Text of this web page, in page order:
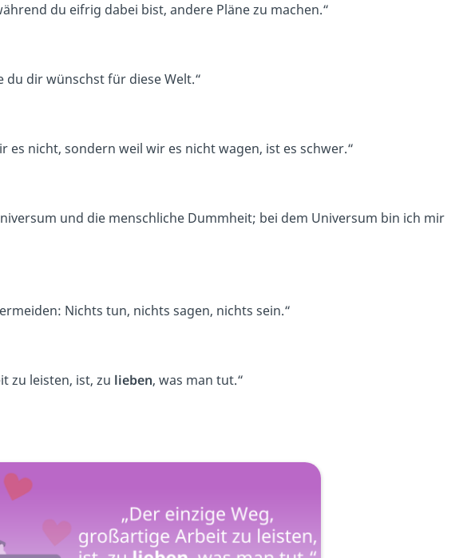
du eifrig dabei bist, andere Pläne zu machen.“
du dir wünschst für diese Welt.“
es nicht, sondern weil wir es nicht wagen, ist es schwer.“
und die menschliche Dummheit; bei dem Universum bin ich mir
Nichts tun, nichts sagen, nichts sein.“
zu leisten, ist, zu lieben, was man tut.“